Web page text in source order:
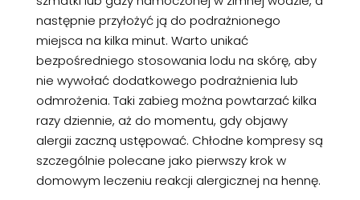
następnie przyłożyć ją do podrażnionego
miejsca na kilka minut. Warto unikać
bezpośredniego stosowania lodu na skórę, aby
nie wywołać dodatkowego podrażnienia lub
odmrożenia. Taki zabieg można powtarzać kilka
razy dziennie, aż do momentu, gdy objawy
alergii zaczną ustępować. Chłodne kompresy są
szczególnie polecane jako pierwszy krok w
domowym leczeniu reakcji alergicznej na hennę.